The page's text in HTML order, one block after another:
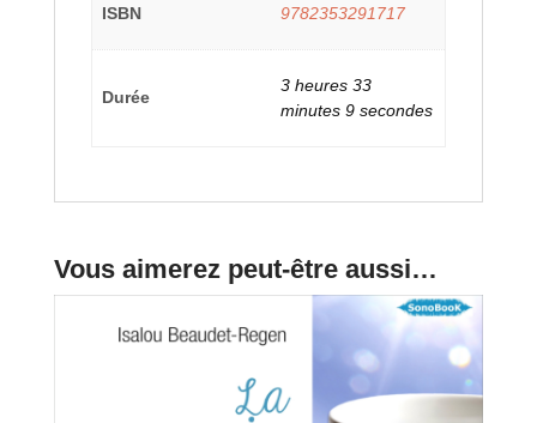
ISBN 9782353291717
Durée
3 heures 33
minutes 9 secondes
Vous aimerez peut-être aussi…